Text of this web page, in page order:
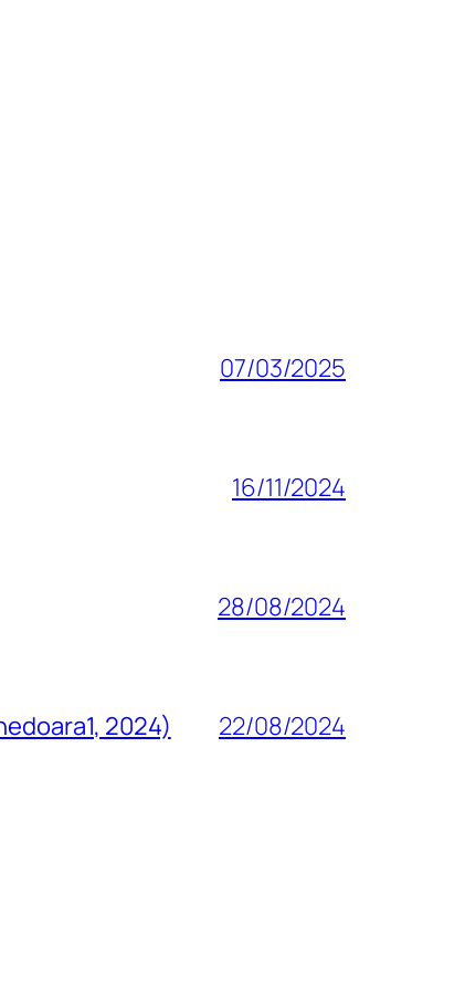
07/03/2025
16/11/2024
28/08/2024
2024) 22/08/2024